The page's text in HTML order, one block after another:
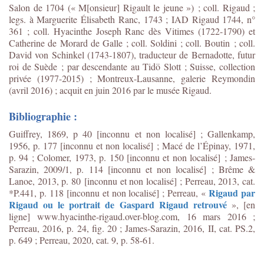
Salon de 1704 (« M[onsieur] Rigault le jeune ») ; coll. Rigaud ;
legs. à Marguerite Élisabeth Ranc, 1743 ; IAD Rigaud 1744, n°
361 ; coll. Hyacinthe Joseph Ranc dès Vitimes (1722-1790) et
Catherine de Morard de Galle ; coll. Soldini ; coll. Boutin ; coll.
David von Schinkel (1743-1807), traducteur de Bernadotte, futur
roi de Suède ; par descendante au Tidö Slott ; Suisse, collection
privée (1977-2015) ; Montreux-Lausanne, galerie Reymondin
(avril 2016) ; acquit en juin 2016 par le musée Rigaud.
Bibliographie :
Guiffrey, 1869, p 40 [inconnu et non localisé] ; Gallenkamp,
1956, p. 177 [inconnu et non localisé] ; Macé de l’Épinay, 1971,
p. 94 ; Colomer, 1973, p. 150 [inconnu et non localisé] ; James-
Sarazin, 2009/1, p. 114 [inconnu et non localisé] ; Brême &
Lanoe, 2013, p. 80 [inconnu et non localisé] ; Perreau, 2013, cat.
*P.441, p. 118 [inconnu et non localisé] ;Perreau, «Rigaud par
Rigaud ou le portrait de Gaspard Rigaud retrouvé», [en
ligne]www.hyacinthe-rigaud.over-blog.com, 16 mars 2016 ;
Perreau, 2016, p. 24, fig. 20 ; James-Sarazin, 2016, II, cat. PS.2,
p. 649 ; Perreau, 2020, cat. 9, p. 58-61.